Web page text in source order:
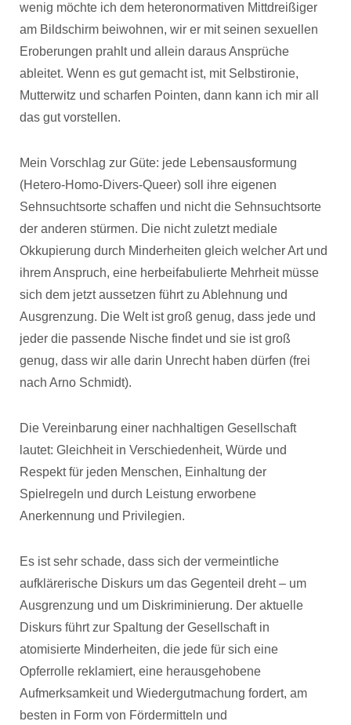
wenig möchte ich dem heteronormativen Mittdreißiger
am Bildschirm beiwohnen, wir er mit seinen sexuellen
Eroberungen prahlt und allein daraus Ansprüche
ableitet. Wenn es gut gemacht ist, mit Selbstironie,
Mutterwitz und scharfen Pointen, dann kann ich mir all
das gut vorstellen.
Mein Vorschlag zur Güte: jede Lebensausformung
(Hetero-Homo-Divers-Queer) soll ihre eigenen
Sehnsuchtsorte schaffen und nicht die Sehnsuchtsorte
der anderen stürmen. Die nicht zuletzt mediale
Okkupierung durch Minderheiten gleich welcher Art und
ihrem Anspruch, eine herbeifabulierte Mehrheit müsse
sich dem jetzt aussetzen führt zu Ablehnung und
Ausgrenzung. Die Welt ist groß genug, dass jede und
jeder die passende Nische findet und sie ist groß
genug, dass wir alle darin Unrecht haben dürfen (frei
nach Arno Schmidt).
Die Vereinbarung einer nachhaltigen Gesellschaft
lautet: Gleichheit in Verschiedenheit, Würde und
Respekt für jeden Menschen, Einhaltung der
Spielregeln und durch Leistung erworbene
Anerkennung und Privilegien.
Es ist sehr schade, dass sich der vermeintliche
aufklärerische Diskurs um das Gegenteil dreht – um
Ausgrenzung und um Diskriminierung. Der aktuelle
Diskurs führt zur Spaltung der Gesellschaft in
atomisierte Minderheiten, die jede für sich eine
Opferrolle reklamiert, eine herausgehobene
Aufmerksamkeit und Wiedergutmachung fordert, am
besten in Form von Fördermitteln und